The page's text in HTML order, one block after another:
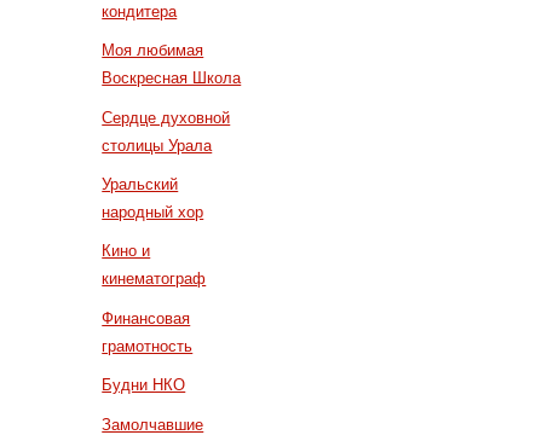
кондитера
Моя любимая
Воскресная Школа
Сердце духовной
столицы Урала
Уральский
народный хор
Кино и
кинематограф
Финансовая
грамотность
Будни НКО
Замолчавшие